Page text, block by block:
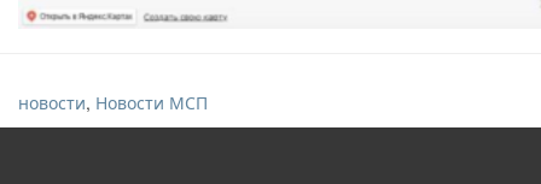
новости, Новости МСП